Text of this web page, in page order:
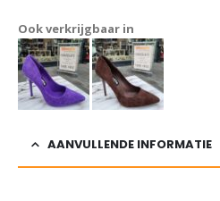
Ook verkrijgbaar in
AANVULLENDE INFORMATIE